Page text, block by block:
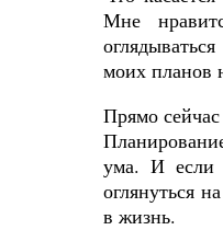
Мне
моих планов
Прямо
ума. И если
оглянуться
в жизнь.